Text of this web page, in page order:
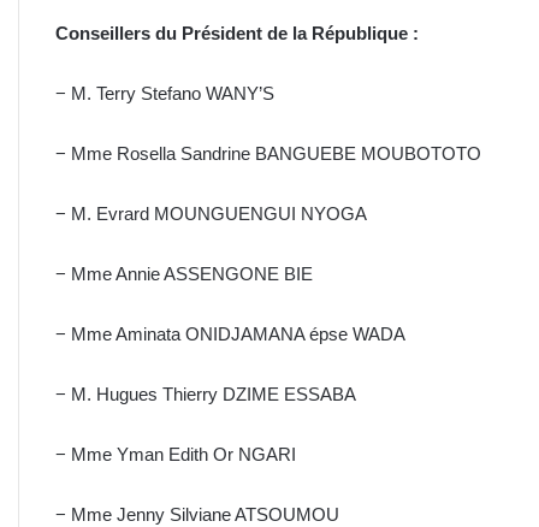
Conseillers du Président de la République :
− M. Terry Stefano WANY’S
− Mme Rosella Sandrine BANGUEBE MOUBOTOTO
− M. Evrard MOUNGUENGUI NYOGA
− Mme Annie ASSENGONE BIE
− Mme Aminata ONIDJAMANA épse WADA
− M. Hugues Thierry DZIME ESSABA
− Mme Yman Edith Or NGARI
− Mme Jenny Silviane ATSOUMOU